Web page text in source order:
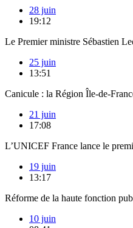
28 juin
19:12
Le Premier ministre Sébastien
25 juin
13:51
Canicule : la Région Île-de-
21 juin
17:08
L’UNICEF France lance le
19 juin
13:17
Réforme de la haute fonction
10 juin